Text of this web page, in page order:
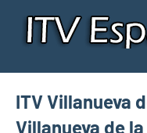
ITV Villanueva
Villanueva de